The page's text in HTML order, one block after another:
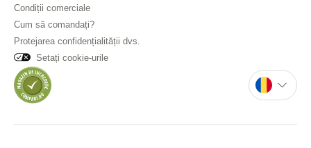
Condiții comerciale
Cum să comandați?
Protejarea confidențialității dvs.
Setați cookie-urile